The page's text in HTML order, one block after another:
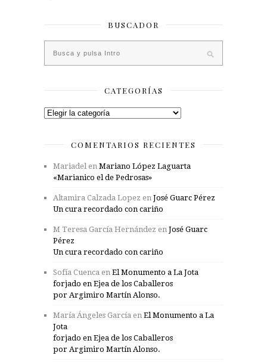
BUSCADOR
CATEGORÍAS
Categorías
COMENTARIOS RECIENTES
Mariadel en Mariano López Laguarta
«Marianico el de Pedrosas»
Altamira Calzada Lopez en José Guarc Pérez
Un cura recordado con cariño
M Teresa García Hernández en José Guarc
Pérez
Un cura recordado con cariño
Sofía Cuenca en El Monumento a La Jota
forjado en Ejea de los Caballeros
por Argimiro Martín Alonso.
María Ángeles García en El Monumento a La
Jota
forjado en Ejea de los Caballeros
por Argimiro Martín Alonso.